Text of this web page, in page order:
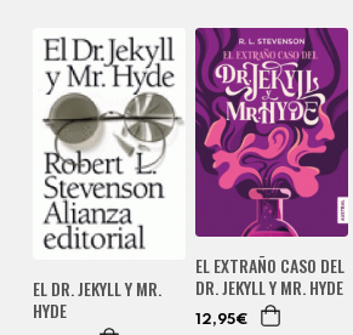
EL DR. JEKYLL Y MR.
HYDE
EL EXTRAÑO CASO DEL
DR. JEKYLL Y MR. HYDE
12,95€